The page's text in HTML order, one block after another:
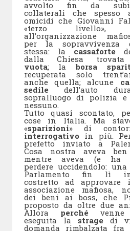
avvolto fin da
collaterali che spesso
omicidi che Giovanni
«terzo livello»,
all’organizzazione
per la sopravvivenza
stessa: lacassaforte
dalla Chiesa trovata
vuota; la borsa
recuperata solo
anche quella; alcune
sedile dell’auto
sopralluogo di polizia
nessuno.
Tutto quasi scontato,
cose in Italia. Ma
«sparizioni» di
interrogativo in più.
prefetto inviato a
Cosa nostra aveva
mentre aveva (e ha
perdere uccidendolo:
Parlamento fin lì
costretto ad
associazione mafiosa,
dei beni ai boss, che
proposto da oltre due
Allora perché
eseguita la strage di
domanda rimbalzata